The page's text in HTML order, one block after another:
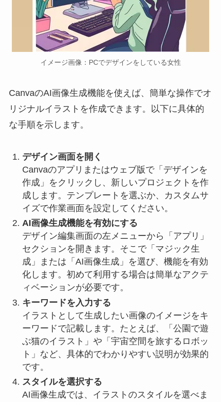
イメージ画像：PCでデザインをしている女性
CanvaのAI画像生成機能を使えば、簡単な操作でオ
リジナルイラストを作成できます。以下に具体的
な手順を示します。
デザイン画面を開く
Canvaのアプリまたはウェブ版で「デザインを
作成」をクリックし、新しいプロジェクトを作
成します。テンプレートを選ぶか、カスタムサ
イズで作業画面を設定してください。
AI画像生成機能を有効にする
デザイン編集画面の左メニューから「アプリ」
セクションを開きます。そこで「マジック生
成」または「AI画像生成」を選び、機能を有効
化します。初めて利用する場合は簡単なアクテ
ィベーションが必要です。
キーワードを入力する
イラストとして生成したい画像のイメージをキ
ーワードで記載します。たとえば、「公園で遊
ぶ猫のイラスト」や「宇宙空間を旅するロボッ
ト」など、具体的でわかりやすい説明が効果的
です。
スタイルを選択する
AI画像生成では、イラストのスタイルを選べま